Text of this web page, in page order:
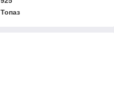
Топаз